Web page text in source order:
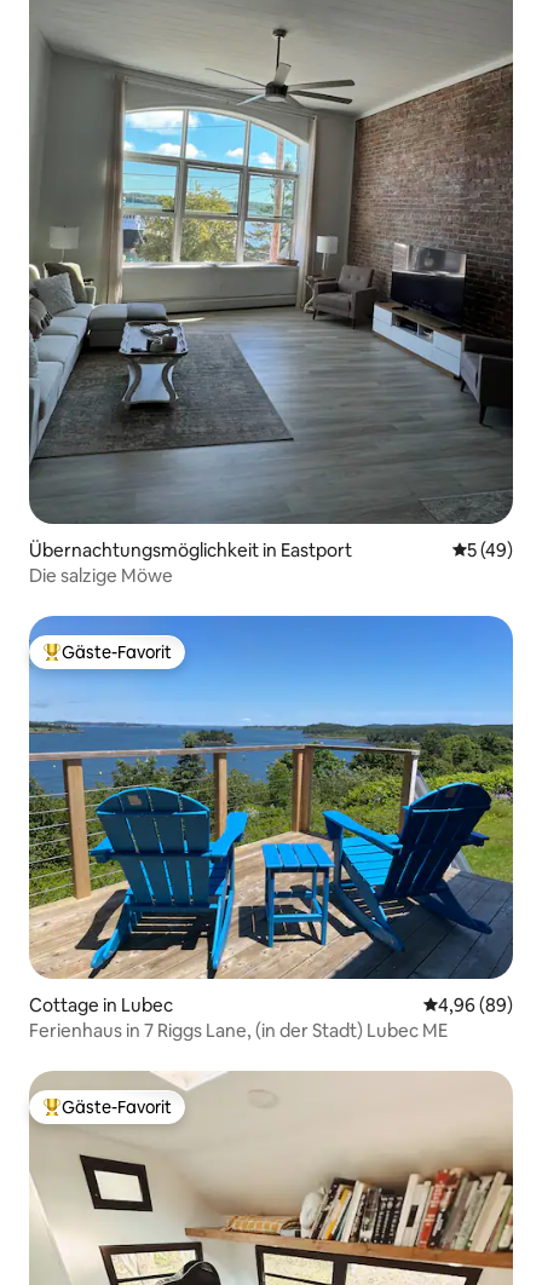
Übernachtungsmöglichkeit in Eastport
5 (49)
Die salzige Möwe
Beliebter Gäste-Favorit.
Gäste-Favorit
Cottage in Lubec
4,96 (89)
Ferienhaus in 7 Riggs Lane, (in der Stadt) Lubec ME
Beliebter Gäste-Favorit.
Gäste-Favorit